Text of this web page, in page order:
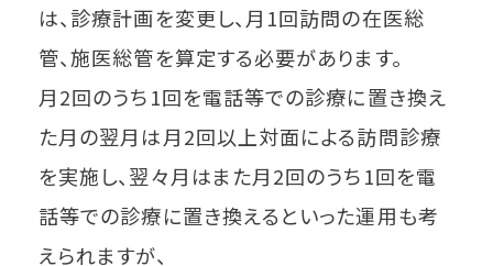
は、診療計画を変更し、月1回訪問の在医総
管、施医総管を算定する必要があります。
月2回のうち1回を電話等での診療に置き換え
た月の翌月は月2回以上対面による訪問診療
を実施し、翌々月はまた月2回のうち1回を電
話等での診療に置き換えるといった運用も考
えられますが、